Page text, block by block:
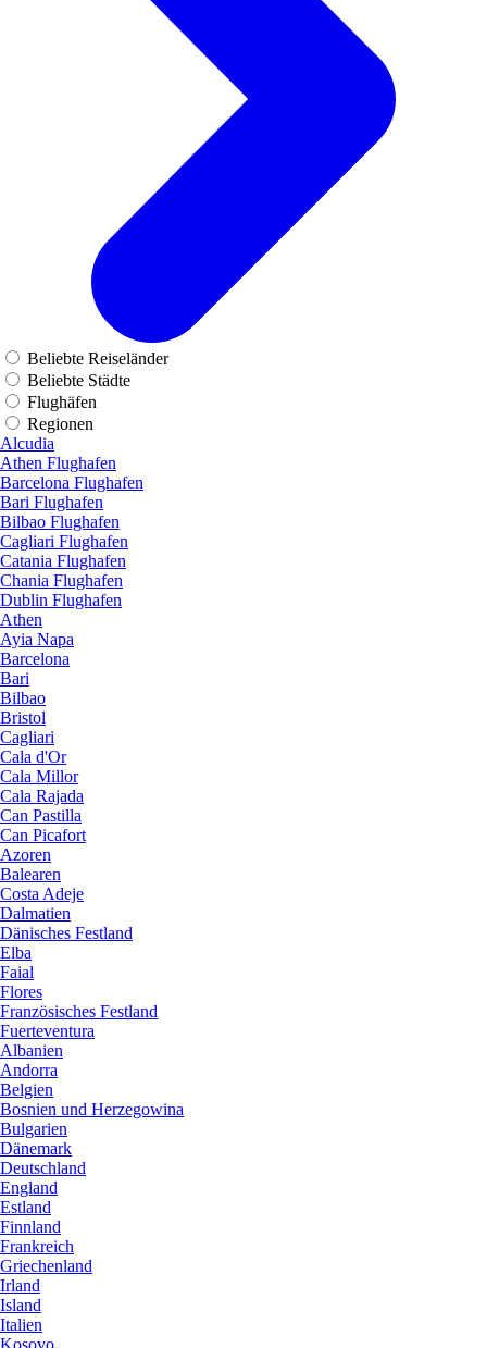
Beliebte Reiseländer
Beliebte Städte
Flughäfen
Regionen
Alcudia
Athen Flughafen
Barcelona Flughafen
Bari Flughafen
Bilbao Flughafen
Cagliari Flughafen
Catania Flughafen
Chania Flughafen
Dublin Flughafen
Athen
Ayia Napa
Barcelona
Bari
Bilbao
Bristol
Cagliari
Cala d'Or
Cala Millor
Cala Rajada
Can Pastilla
Can Picafort
Azoren
Balearen
Costa Adeje
Dalmatien
Dänisches Festland
Elba
Faial
Flores
Französisches Festland
Fuerteventura
Albanien
Andorra
Belgien
Bosnien und Herzegowina
Bulgarien
Dänemark
Deutschland
England
Estland
Finnland
Frankreich
Griechenland
Irland
Island
Italien
Kosovo